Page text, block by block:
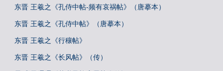
东晋 王羲之《孔侍中帖-频有哀祸帖》（唐摹本）
东晋 王羲之《孔侍中帖》（唐摹本）
东晋 王羲之《行穰帖》
东晋 王羲之《长风帖》（传）